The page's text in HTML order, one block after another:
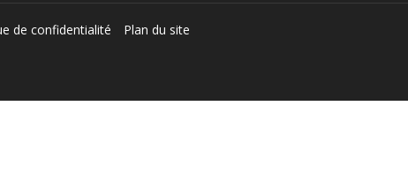
de confidentialité Plan du site